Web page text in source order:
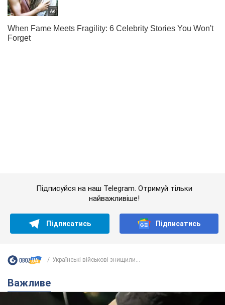
АЗС "готуються" до суттєвого підвищення цін:
українцям розповіли, чого очікувати